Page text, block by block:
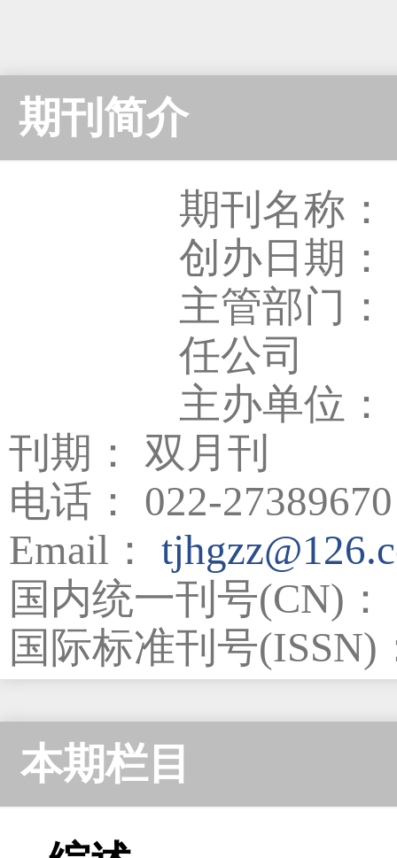
期刊简介
期刊名称
创办日期：
主管部门
任公司
主办单位
刊期： 双月刊
电话： 022-27389670
Email：
国内统一刊号(CN)：
国际标准刊号(ISSN)
本期栏目